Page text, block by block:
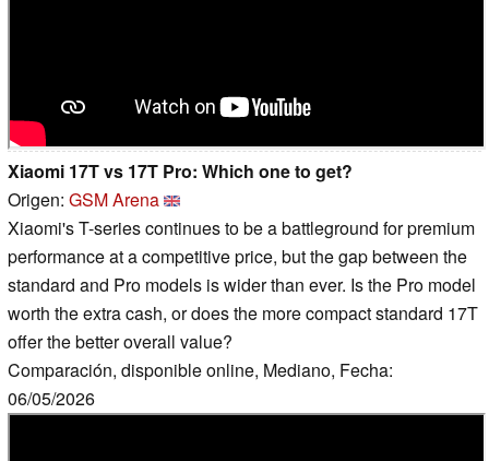
Xiaomi 17T vs 17T Pro: Which one to get?
Origen: GSM Arena
Xiaomi's T-series continues to be a battleground for premium
performance at a competitive price, but the gap between the
standard and Pro models is wider than ever. Is the Pro model
worth the extra cash, or does the more compact standard 17T
offer the better overall value?
Comparación, disponible online, Mediano, Fecha:
06/05/2026